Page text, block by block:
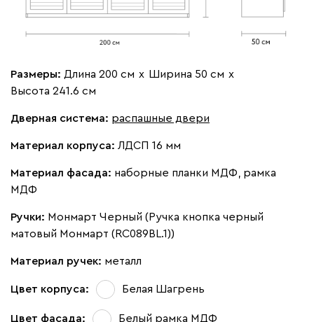
4.5 ШР: 200 (Б + П + П
4.6 ШР: 200 (1/4 Б с
ящиков) (Вариант 6
(50+100+50))
4.7 ШР: 200 (Б + П + П+
П) (Вариант 7
Штанга
выдвижная
Размеры: Длина 200 см х Ширина 50 см х
Высота 241.6 см
Дверная система: распашные двери
Материал корпуса: ЛДСП 16 мм
Материал фасада: наборные планки МДФ, рамка
МДФ
Ручки: Монмарт Черный (Ручка кнопка черный
матовый Монмарт (RC089BL.1))
Материал ручек: металл
Цвет корпуса: Белая Шагрень
Цвет фасада: Белый рамка МДФ